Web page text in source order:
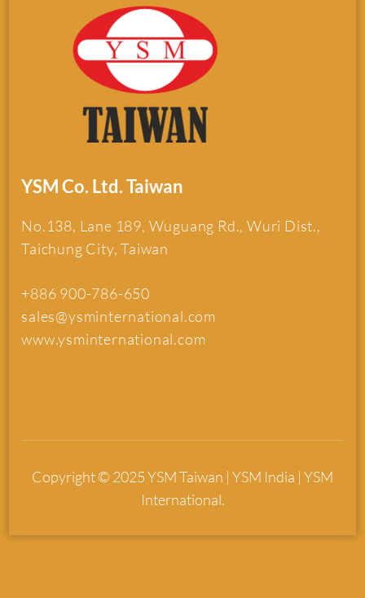
YSM Co. Ltd. Taiwan
No.138, Lane 189, Wuguang Rd., Wuri Dist.,
Taichung City, Taiwan
+886 900-786-650
sales@ysminternational.com
www.ysminternational.com
Copyright © 2025 YSM Taiwan | YSM India | YSM
International.